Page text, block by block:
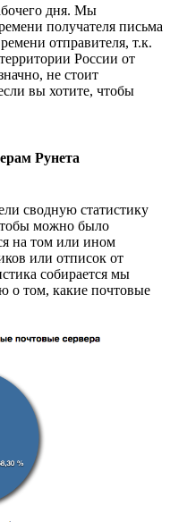
дня. Мы
получателя письма
отправителя, т.к.
России от
не стоит
вы хотите, чтобы
Рунета
сводную статистику
можно было
на том или ином
или отписок от
собирается мы
о том, какие почтовые